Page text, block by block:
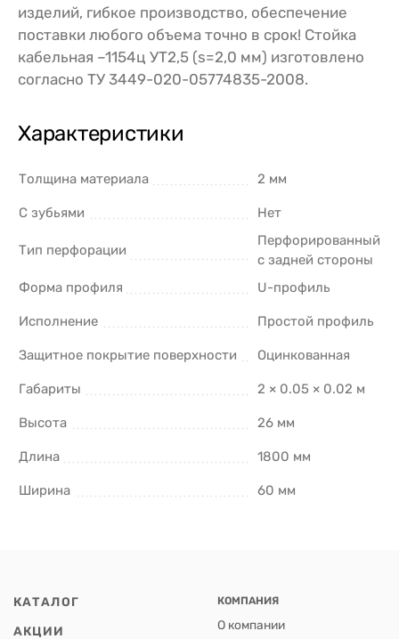
изделий, гибкое производство, обеспечение
поставки любого объема точно в срок! Стойка
кабельная –1154ц УТ2,5 (s=2,0 мм) изготовлено
согласно ТУ 3449-020-05774835-2008.
Характеристики
Толщина материала 2 мм
С зубьями Нет
Тип перфорации
Перфорированный
с задней стороны
Форма профиля
U-профиль
Исполнение Простой профиль
Защитное покрытие поверхности Оцинкованная
Габариты 2 × 0.05 × 0.02 м
Высота 26 мм
Длина 1800 мм
Ширина 60 мм
КАТАЛОГ
АКЦИИ
КОМПАНИЯ
О компании